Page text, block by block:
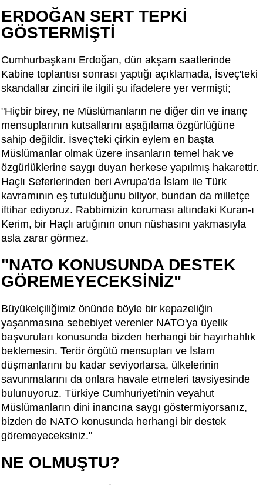
ERDOĞAN SERT TEPKİ
GÖSTERMİŞTİ
Cumhurbaşkanı Erdoğan, dün akşam saatlerinde
Kabine toplantısı sonrası yaptığı açıklamada, İsveç'teki
skandallar zinciri ile ilgili şu ifadelere yer vermişti;
"Hiçbir birey, ne Müslümanların ne diğer din ve inanç
mensuplarının kutsallarını aşağılama özgürlüğüne
sahip değildir. İsveç'teki çirkin eylem en başta
Müslümanlar olmak üzere insanların temel hak ve
özgürlüklerine saygı duyan herkese yapılmış hakarettir.
Haçlı Seferlerinden beri Avrupa'da İslam ile Türk
kavramının eş tutulduğunu biliyor, bundan da milletçe
iftihar ediyoruz. Rabbimizin koruması altındaki Kuran-ı
Kerim, bir Haçlı artığının onun nüshasını yakmasıyla
asla zarar görmez.
"NATO KONUSUNDA DESTEK
GÖREMEYECEKSİNİZ"
Büyükelçiliğimiz önünde böyle bir kepazeliğin
yaşanmasına sebebiyet verenler NATO'ya üyelik
başvuruları konusunda bizden herhangi bir hayırhahlık
beklemesin. Terör örgütü mensupları ve İslam
düşmanlarını bu kadar seviyorlarsa, ülkelerinin
savunmalarını da onlara havale etmeleri tavsiyesinde
bulunuyoruz. Türkiye Cumhuriyeti'nin veyahut
Müslümanların dini inancına saygı göstermiyorsanız,
bizden de NATO konusunda herhangi bir destek
göremeyeceksiniz."
NE OLMUŞTU?